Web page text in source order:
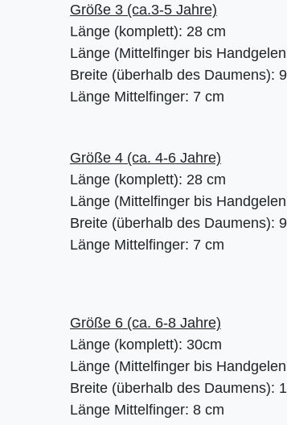
Größe 3 (ca.3-5 Jahre)
Länge (komplett): 28 cm
Länge (Mittelfinger bis
Breite (überhalb des Daumens):
Länge Mittelfinger: 7 cm
Größe 4 (ca. 4-6 Jahre)
Länge (komplett): 28 cm
Länge (Mittelfinger bis
Breite (überhalb des Daumens):
Länge Mittelfinger: 7 cm
Größe 6 (ca. 6-8 Jahre)
Länge (komplett): 30cm
Länge (Mittelfinger bis
Breite (überhalb des Daumens):
Länge Mittelfinger: 8 cm